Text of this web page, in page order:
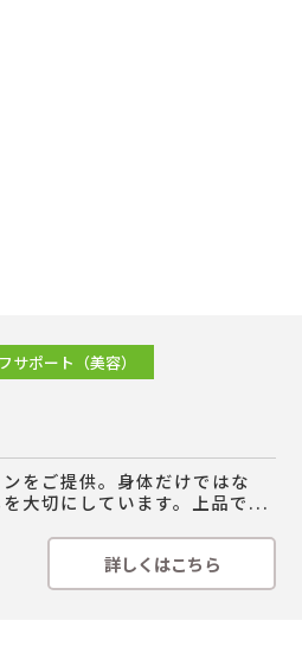
サポート（美容）
をご提供。身体だけではな
大切にしています。上品で...
詳しくはこちら